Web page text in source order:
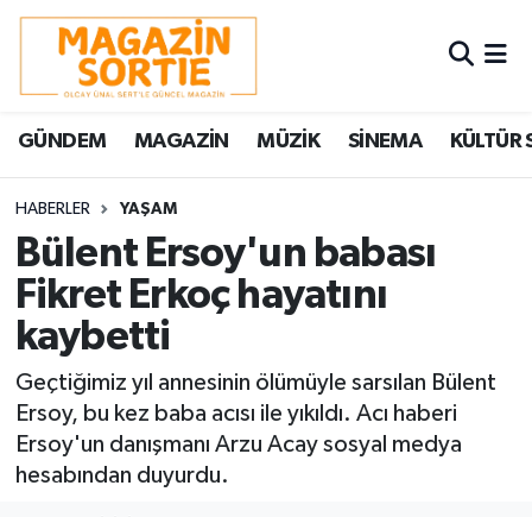
GÜNDEM MAGAZİN MÜZİK SİNEMA KÜLTÜR
HABERLER YAŞAM
Bülent Ersoy'un babası
Fikret Erkoç hayatını
kaybetti
Geçtiğimiz yıl annesinin ölümüyle sarsılan Bülent
Ersoy, bu kez baba acısı ile yıkıldı. Acı haberi
Ersoy'un danışmanı Arzu Acay sosyal medya
hesabından duyurdu.
Nöbetçi Eczaneler
Hava Durumu
Trafik Durumu
Süper Lig Puan Durumu ve Fikstür
Tüm Manşetler
Son Dakika Haberleri
Haber Arşivi